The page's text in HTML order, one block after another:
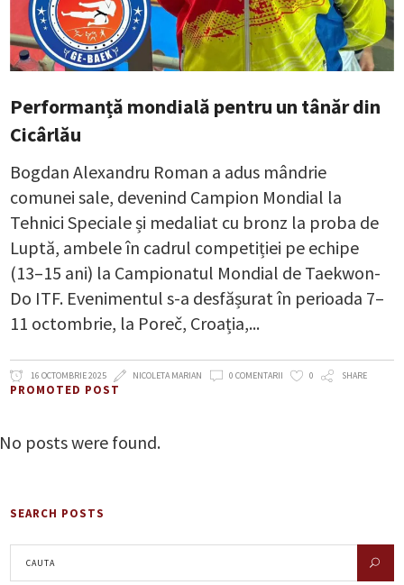
Performanță mondială pentru un tânăr din
Cicârlău
Bogdan Alexandru Roman a adus mândrie
comunei sale, devenind Campion Mondial la
Tehnici Speciale și medaliat cu bronz la proba de
Luptă, ambele în cadrul competiției pe echipe
(13–15 ani) la Campionatul Mondial de Taekwon-
Do ITF. Evenimentul s-a desfășurat în perioada 7–
11 octombrie, la Poreč, Croația,
16 OCTOMBRIE 2025 NICOLETA MARIAN 0 COMENTARII 0 SHARE
PROMOTED POST
No posts were found.
SEARCH POSTS